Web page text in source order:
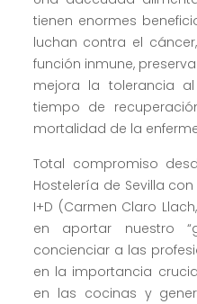
tienen enormes
luchan contra el
función inmune,
mejora la tolerancia
tiempo de
mortalidad de la
Total compromiso
Hostelería de Sevilla
I+D (Carmen Claro
en aportar nuestro
concienciar a las
en la importancia
en las cocinas y